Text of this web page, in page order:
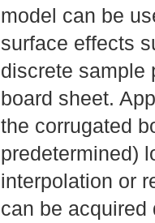
model can be
surface effects
discrete sample
board sheet.
the corrugated
predetermined)
interpolation or
can be acquired